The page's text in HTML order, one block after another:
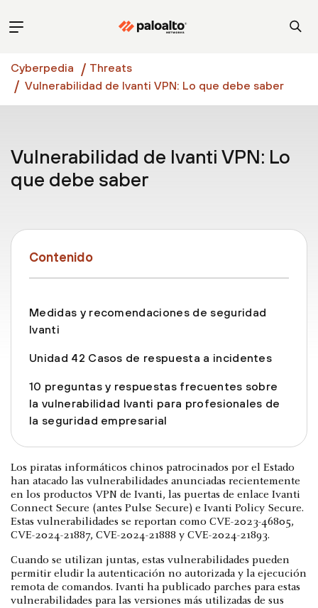
Cyberpedia
Threats
Vulnerabilidad de Ivanti VPN: Lo que debe saber
Vulnerabilidad de Ivanti VPN: Lo
que debe saber
Contenido
Medidas y recomendaciones de seguridad
Ivanti
Unidad 42 Casos de respuesta a incidentes
10 preguntas y respuestas frecuentes sobre
la vulnerabilidad Ivanti para profesionales de
la seguridad empresarial
Los piratas informáticos chinos patrocinados por el Estado
han atacado las vulnerabilidades anunciadas recientemente
en los productos VPN de Ivanti, las puertas de enlace Ivanti
Connect Secure (antes Pulse Secure) e Ivanti Policy Secure.
Estas vulnerabilidades se reportan como CVE-2023-46805,
CVE-2024-21887, CVE-2024-21888 y CVE-2024-21893.
Cuando se utilizan juntas, estas vulnerabilidades pueden
permitir eludir la autenticación no autorizada y la ejecución
remota de comandos. Ivanti ha publicado parches para estas
vulnerabilidades para las versiones más utilizadas de sus